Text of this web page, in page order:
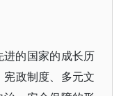
的国家的成长历
政制度、多元文